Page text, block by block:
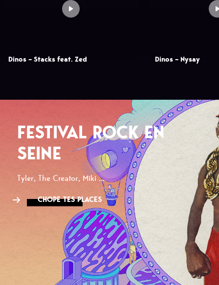
Dinos – Stacks feat. Zed Dinos – Nysay
FESTIVAL ROCK EN
SEINE
Tyler, The Creator, Miki ...
CHOPE TES PLACES